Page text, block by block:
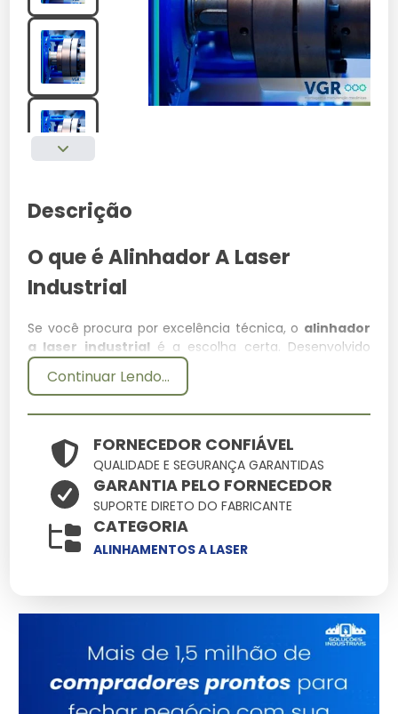
Descrição
O que é Alinhador A Laser
Industrial
Se você procura por excelência técnica, o alinhador
a laser industrialé a escolha certa. Desenvolvido
para suportar condições extremas, este item integra
nosso catálogo como uma das soluções mais
Especificações Técnicas
Atributo Detalhes
Componentes
Ligas metálicas
Eficiência
consumo e alto
ganho
Origem
Produto com garantia
de procedência e
suporte
Consultoria
Continuar Lendo...
FORNECEDOR CONFIÁVEL
QUALIDADE E SEGURANÇA GARANTIDAS
GARANTIA PELO FORNECEDOR
SUPORTE DIRETO DO FABRICANTE
CATEGORIA
ALINHAMENTOS A LASER